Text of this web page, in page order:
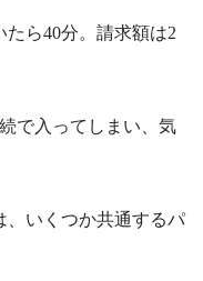
たら40分。請求額は2
で入ってしまい、気
、いくつか共通するパ